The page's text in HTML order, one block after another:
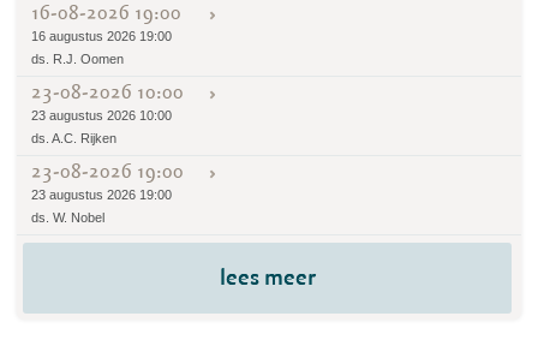
16-08-2026 19:00
16 augustus 2026 19:00
ds. R.J. Oomen
23-08-2026 10:00
23 augustus 2026 10:00
ds. A.C. Rijken
23-08-2026 19:00
23 augustus 2026 19:00
ds. W. Nobel
lees meer